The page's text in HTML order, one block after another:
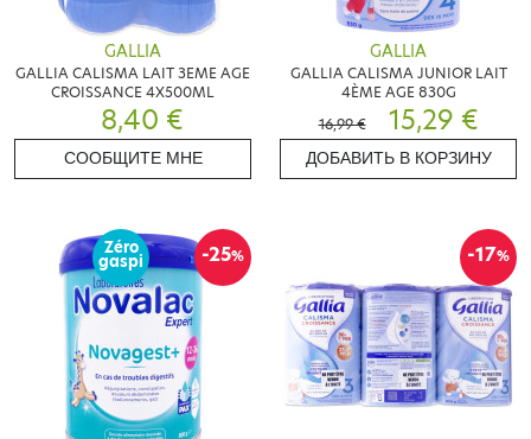
GALLIA
GALLIA CALISMA LAIT 3EME AGE
CROISSANCE 4X500ML
8,40 €
СООБЩИТЕ МНЕ
GALLIA
GALLIA CALISMA JUNIOR LAIT
4ÈME AGE 830G
16,99 €
15,29 €
ДОБАВИТЬ В КОРЗИНУ
-25%
Zéro
gaspi -17%